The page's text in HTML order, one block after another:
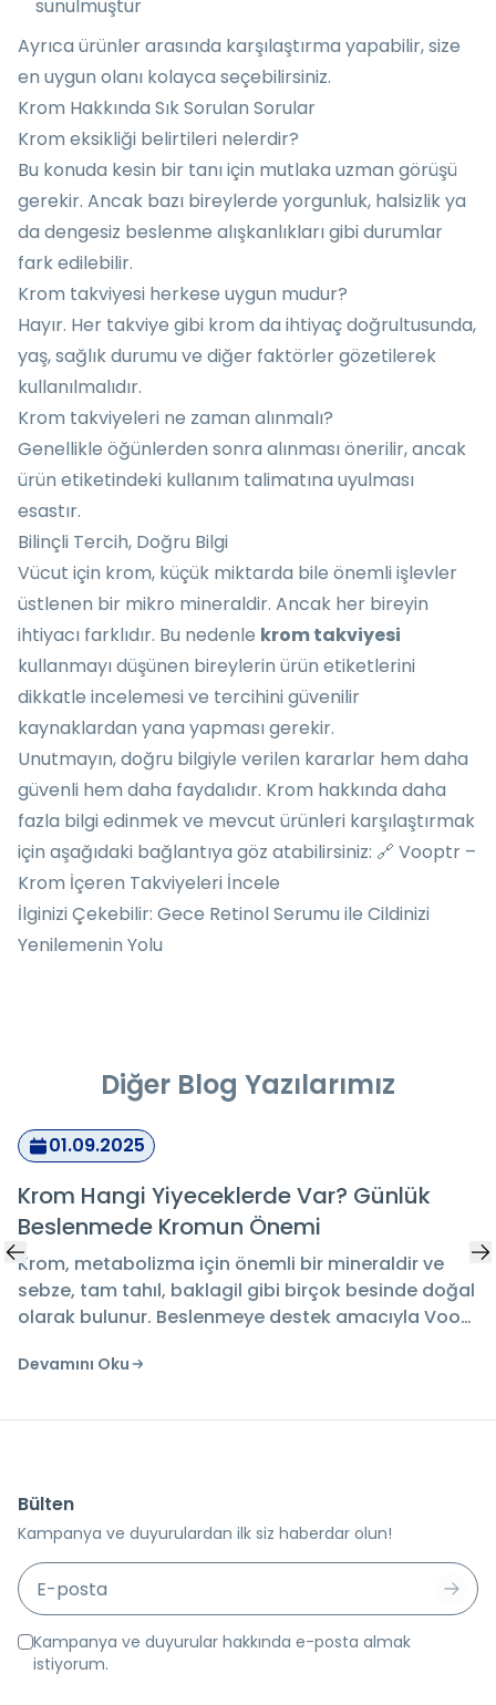
sunulmuştur
Ayrıca ürünler arasında karşılaştırma yapabilir, size
en uygun olanı kolayca seçebilirsiniz.
Krom Hakkında Sık Sorulan Sorular
Krom eksikliği belirtileri nelerdir?
Bu konuda kesin bir tanı için mutlaka uzman görüşü
gerekir. Ancak bazı bireylerde yorgunluk, halsizlik ya
da dengesiz beslenme alışkanlıkları gibi durumlar
fark edilebilir.
Krom takviyesi herkese uygun mudur?
Hayır. Her takviye gibi krom da ihtiyaç doğrultusunda,
yaş, sağlık durumu ve diğer faktörler gözetilerek
kullanılmalıdır.
Krom takviyeleri ne zaman alınmalı?
Genellikle öğünlerden sonra alınması önerilir, ancak
ürün etiketindeki kullanım talimatına uyulması
esastır.
Bilinçli Tercih, Doğru Bilgi
Vücut için krom, küçük miktarda bile önemli işlevler
üstlenen bir mikro mineraldir. Ancak her bireyin
ihtiyacı farklıdır. Bu nedenle krom takviyesi
kullanmayı düşünen bireylerin ürün etiketlerini
dikkatle incelemesi ve tercihini güvenilir
kaynaklardan yana yapması gerekir.
Unutmayın, doğru bilgiyle verilen kararlar hem daha
güvenli hem daha faydalıdır. Krom hakkında daha
fazla bilgi edinmek ve mevcut ürünleri karşılaştırmak
için aşağıdaki bağlantıya göz atabilirsiniz: 🔗 Vooptr –
Krom İçeren Takviyeleri İncele
İlginizi Çekebilir: Gece Retinol Serumu ile Cildinizi
Yenilemenin Yolu
Diğer Blog Yazılarımız
Günlük
mineraldir ve
besinde doğal
amacıyla Voop
Beta Glukan Cilt Bakımında
Ediliyor?
Beta glukan cilt bakımında neden
Nemlendirme, yatıştırma ve
genel bilgiler bu rehberde sizi
Bülten
Kampanya ve duyurulardan ilk siz haberdar olun!
Kampanya ve duyurular hakkında e-posta almak
istiyorum.